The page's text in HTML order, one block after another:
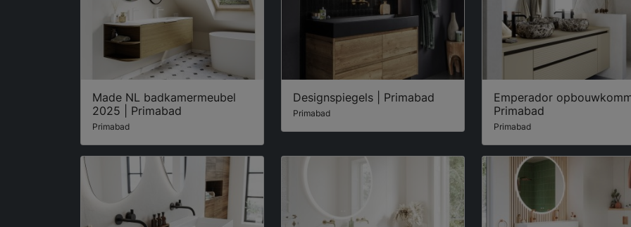
Made NL badkamermeubel
2025 | Primabad
Primabad
Designspiegels | Primabad
Primabad
Emperador
Primabad
Primabad